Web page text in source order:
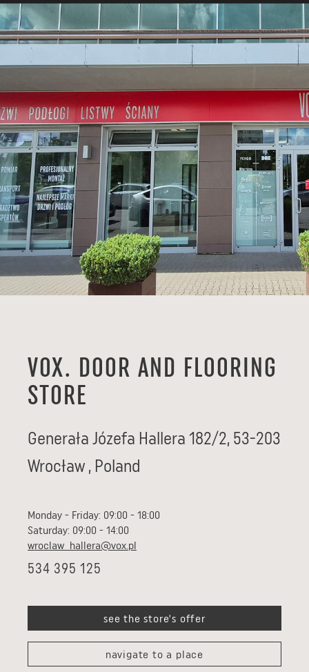
Back to the list of showrooms
VOX. DOOR AND FLOORING
STORE
Generała Józefa Hallera 182/2, 53-203
Wrocław , Poland
Monday - Friday: 09:00 - 18:00
Saturday: 09:00 - 14:00
wroclaw_hallera@vox.pl
534 395 125
see the store's offer
navigate to a place